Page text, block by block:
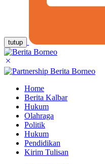
tutup
Home
Berita Kalbar
Hukum
Olahraga
Politik
Hukum
Pendidikan
Kirim Tulisan